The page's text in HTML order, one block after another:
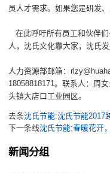
员人才需求。如果您是研发
在此呼吁所有员工和伙伴
人，沈氏文化靠大家，沈氏
人力资源部邮箱：
18058818171。联系人：周
头镇大店口工业园区。
去条沈氏节能:沈氏节能2017
下一条线沈氏节能:春暖花开
新闻分组